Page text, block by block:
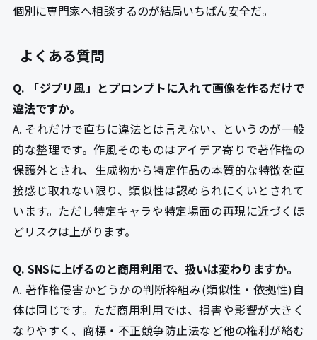
個別に専門家へ相談するのが結局いちばん安全だ。
よくある質問
Q. 「ジブリ風」とプロンプトに入れて画像を作るだけで
違法ですか。
A. それだけで直ちに違法とは言えない、というのが一般
的な整理です。作風そのものはアイデア寄りで著作権の
保護外とされ、生成物から特定作品の本質的な特徴を直
接感じ取れない限り、類似性は認められにくいとされて
います。ただし特定キャラや特定場面の再現に近づくほ
どリスクは上がります。
Q. SNSに上げるのと商用利用で、扱いは変わりますか。
A. 著作権侵害かどうかの判断枠組み(類似性・依拠性)自
体は同じです。ただ商用利用では、損害や影響が大きく
なりやすく、商標・不正競争防止法など他の権利が絡む